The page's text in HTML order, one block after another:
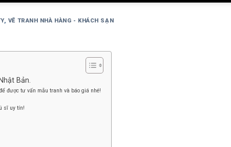
, VẼ TRANH NHÀ HÀNG - KHÁCH SẠN
Bản.
được tư vấn mẫu tranh và báo giá nhé!
sĩ uy tín!